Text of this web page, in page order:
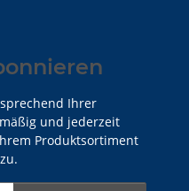
Ihrer
und jederzeit
Produktsortiment